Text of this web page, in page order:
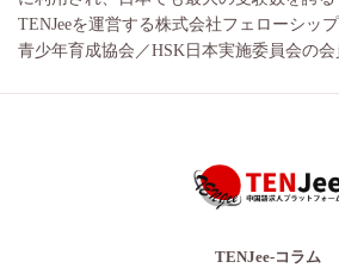
TENJeeを運営する株式会社フェローシッ
青少年育成協会／HSK日本実施委員会の会
TENJee-コラム